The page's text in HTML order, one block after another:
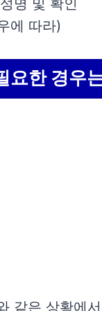
명 및 확인
에 따라)
요한 경우
같은 상황에